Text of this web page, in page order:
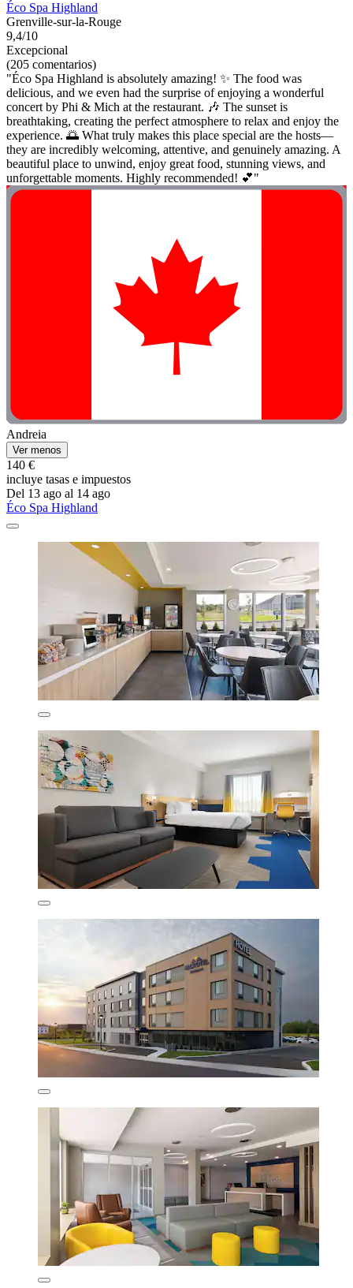
Éco Spa Highland
Grenville-sur-la-Rouge
9,4/10
Excepcional
(205 comentarios)
"Éco Spa Highland is absolutely amazing! ✨ The food was
delicious, and we even had the surprise of enjoying a wonderful
concert by Phi & Mich at the restaurant. 🎶 The sunset is
breathtaking, creating the perfect atmosphere to relax and enjoy the
experience. 🌅 What truly makes this place special are the hosts—
they are incredibly welcoming, attentive, and genuinely amazing. A
beautiful place to unwind, enjoy great food, stunning views, and
unforgettable moments. Highly recommended! 💕"
Andreia
Ver menos
140 €
incluye tasas e impuestos
Del 13 ago al 14 ago
Éco Spa Highland